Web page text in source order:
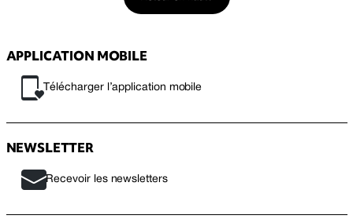
APPLICATION MOBILE
Télécharger l’application mobile
NEWSLETTER
Recevoir les newsletters